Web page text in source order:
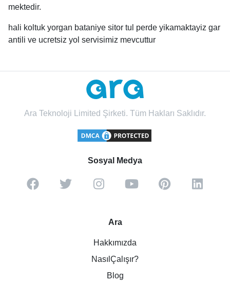
mektedir.
hali koltuk yorgan bataniye sitor tul perde yikamaktayiz gar
antili ve ucretsiz yol servisimiz mevcuttur
Ara Teknoloji Limited Şirketi. Tüm Hakları Saklıdır.
Sosyal Medya
Ara
Hakkımızda
NasılÇalışır?
Blog